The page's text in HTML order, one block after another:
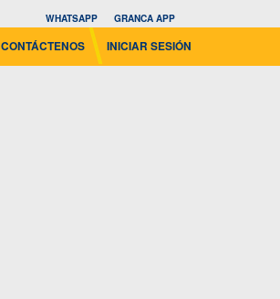
CONTÁCTENOS INICIAR SESIÓN
WHATSAPP GRANCA APP